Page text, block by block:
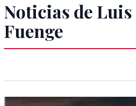
Noticias de Luis
Fuenge